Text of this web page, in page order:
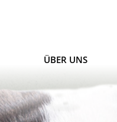
ÜBER UNS